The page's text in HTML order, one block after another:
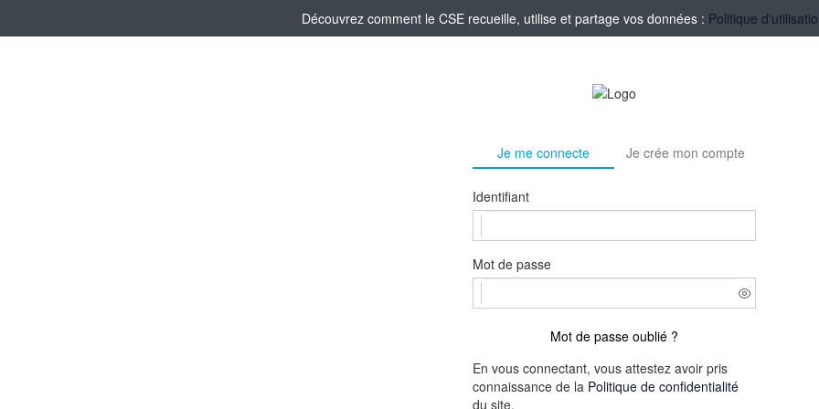
Découvrez comment le CSE recueille, utilise et partage vos données : Politique
Je me connecte Je crée mon compte
Identifiant
Mot de passe
Mot de passe oublié ?
En vous connectant, vous attestez avoir pris
connaissance de la Politique de confidentialité
du site.